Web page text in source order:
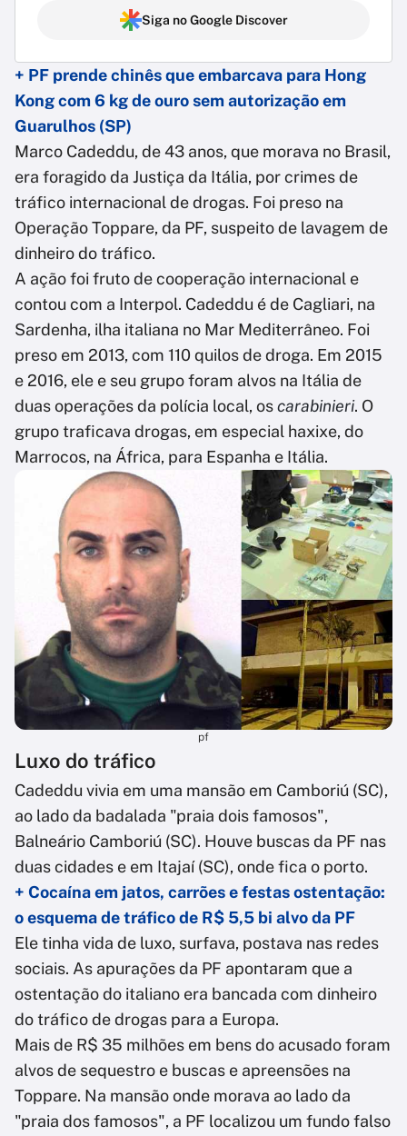
Siga no Google Discover
+ PF prende chinês que embarcava para Hong
Kong com 6 kg de ouro sem autorização em
Guarulhos (SP)
Marco Cadeddu, de 43 anos, que morava no Brasil,
era foragido da Justiça da Itália, por crimes de
tráfico internacional de drogas. Foi preso na
Operação Toppare, da PF, suspeito de lavagem de
dinheiro do tráfico.
A ação foi fruto de cooperação internacional e
contou com a Interpol. Cadeddu é de Cagliari, na
Sardenha, ilha italiana no Mar Mediterrâneo. Foi
preso em 2013, com 110 quilos de droga. Em 2015
e 2016, ele e seu grupo foram alvos na Itália de
duas operações da polícia local, oscarabinieri. O
grupo traficava drogas, em especial haxixe, do
Marrocos, na África, para Espanha e Itália.
pf
Luxo do tráfico
Cadeddu vivia em uma mansão em Camboriú (SC),
ao lado da badalada "praia dois famosos",
Balneário Camboriú (SC). Houve buscas da PF nas
duas cidades e em Itajaí (SC), onde fica o porto.
+ Cocaína em jatos, carrões e festas ostentação:
o esquema de tráfico de R$ 5,5 bi alvo da PF
Ele tinha vida de luxo, surfava, postava nas redes
sociais. As apurações da PF apontaram que a
ostentação do italiano era bancada com dinheiro
do tráfico de drogas para a Europa.
Mais de R$ 35 milhões em bens do acusado foram
alvos de sequestro e buscas e apreensões na
Toppare. Na mansão onde morava ao lado da
"praia dos famosos", a PF localizou um fundo falso